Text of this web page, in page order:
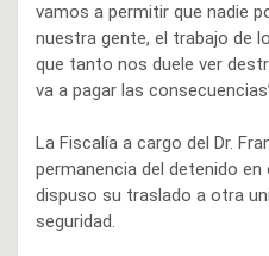
vamos a permitir que nadie
nuestra gente, el trabajo de
que tanto nos duele ver
va a pagar las
La Fiscalía a cargo del Dr.
permanencia del detenido
dispuso su traslado a otra
seguridad.